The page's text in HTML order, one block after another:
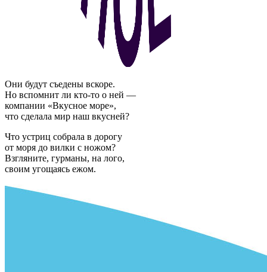
Они будут съедены вскоре.
Но вспомнит ли кто-то о ней —
компании «Вкусное море»,
что сделала мир наш вкусней?
Что устриц собрала в дорогу
от моря до вилки с ножом?
Взгляните, гурманы, на лого,
своим угощаясь ежом.